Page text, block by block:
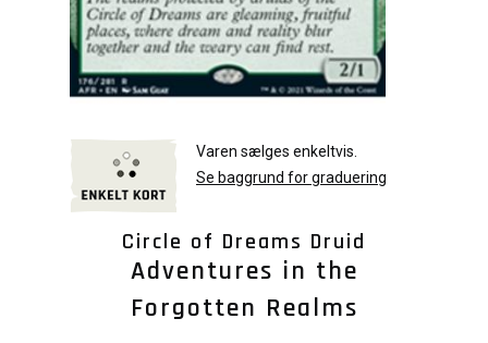
Varen sælges enkeltvis.
Se baggrund for graduering
Circle of Dreams Druid
Adventures in the
Forgotten Realms